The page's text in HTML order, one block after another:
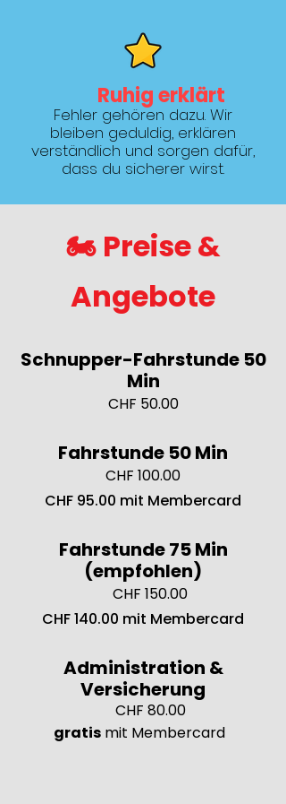
Ruhig erklärt
Fehler gehören dazu. Wir
bleiben geduldig, erklären
verständlich und sorgen dafür,
dass du sicherer wirst.
🏍️ Preise &
Angebote
Schnupper-Fahrstunde 50
Min
CHF 50.00
Fahrstunde 50 Min
CHF 100.00
CHF 95.00 mit Membercard
Fahrstunde 75 Min
(empfohlen)
CHF 150.00
CHF 140.00 mit Membercard
Administration &
Versicherung
CHF 80.00
gratis mit Membercard